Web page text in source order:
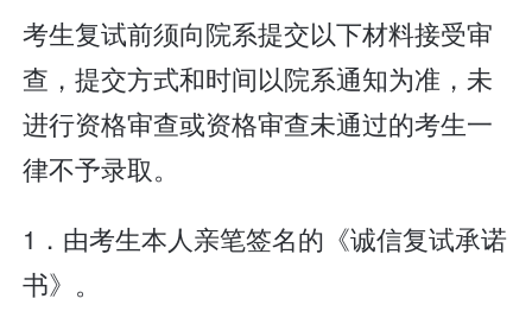
考生复试前须向院系提交以下材料接受审
查，提交方式和时间以院系通知为准，未
进行资格审查或资格审查未通过的考生一
律不予录取。
1．由考生本人亲笔签名的《诚信复试承诺
书》。